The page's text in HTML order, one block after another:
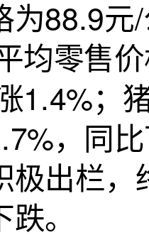
为88.9
均零售
1.4%；
，同
极出栏
。